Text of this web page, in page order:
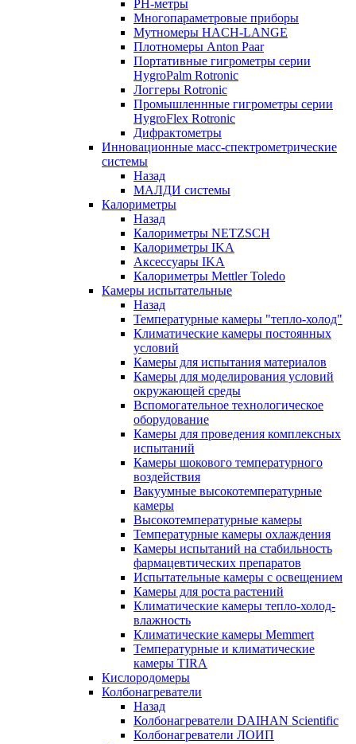
РH-метры
Многопараметровые приборы
Мутномеры HACH-LANGE
Плотномеры Anton Paar
Портативные гигрометры серии
HygroPalm Rotronic
Логгеры Rotronic
Промышленнные гигрометры серии
HygroFlex Rotronic
Дифрактометры
Инновационные масс-спектрометрические
системы
Назад
МАЛДИ системы
Калориметры
Назад
Калориметры NETZSCH
Калориметры IKA
Аксессуары IKA
Калориметры Mettler Toledo
Камеры испытательные
Назад
Температурные камеры "тепло-холод"
Климатические камеры постоянных
условий
Камеры для испытания материалов
Камеры для моделирования условий
окружающей среды
Вспомогательное технологическое
оборудование
Камеры для проведения комплексных
испытаний
Камеры шокового температурного
воздействия
Вакуумные высокотемпературные
камеры
Высокотемпературные камеры
Температурные камеры охлаждения
Камеры испытаний на стабильность
фармацевтических препаратов
Испытательные камеры с освещением
Камеры для роста растений
Климатические камеры тепло-холод-
влажность
Климатические камеры Memmert
Температурные и климатические
камеры TIRA
Кислородомеры
Колбонагреватели
Назад
Колбонагреватели DAIHAN Scientific
Колбонагреватели ЛОИП